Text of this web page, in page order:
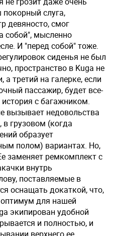
слуга,
девяносто, смог
собой", мысленно
И "перед собой" тоже.
сиденья не был
пространство в Kuga не
а третий на галерке, если
пассажир, будет все-
с багажником.
вызывает недовольства
грузовом (когда
образует
полом) вариантах. Но,
заменяет ремкомплект с
внутрь
поставляемые в
оснащать докаткой, что,
для нашей
экипирован удобной
и полностью, и